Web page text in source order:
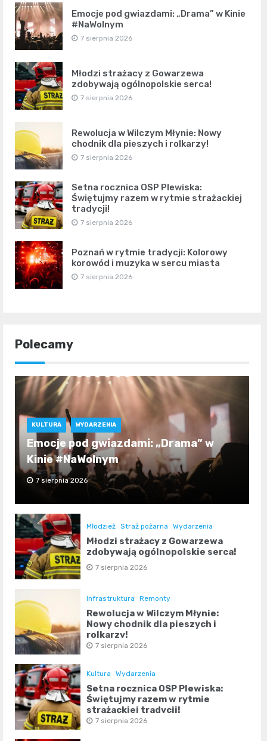
Emocje pod gwiazdami: „Drama” w Kinie
#NaWolnym
7 sierpnia 2026
Młodzi strażacy z Gowarzewa
zdobywają ogólnopolskie serca!
7 sierpnia 2026
Rewolucja w Wilczym Młynie: Nowy
chodnik dla pieszych i rolkarzy!
7 sierpnia 2026
Setna rocznica OSP Plewiska:
Świętujmy razem w rytmie strażackiej
tradycji!
7 sierpnia 2026
Poznań w rytmie tradycji: Kolorowy
korowód i muzyka w sercu miasta
7 sierpnia 2026
Polecamy
KULTURA WYDARZENIA
Emocje pod gwiazdami: „Drama” w
Kinie #NaWolnym
7 sierpnia 2026
Młodzież Straż pożarna Wydarzenia
Młodzi strażacy z Gowarzewa
zdobywają ogólnopolskie serca!
7 sierpnia 2026
Infrastruktura Remonty
Rewolucja w Wilczym Młynie:
Nowy chodnik dla pieszych i
rolkarzy!
7 sierpnia 2026
Kultura Wydarzenia
Setna rocznica OSP Plewiska:
Świętujmy razem w rytmie
strażackiej tradycji!
7 sierpnia 2026